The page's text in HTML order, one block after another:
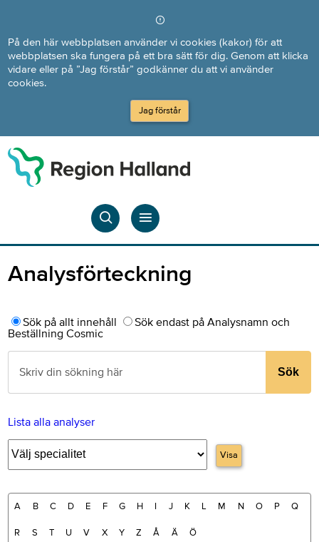
På den här webbplatsen använder vi cookies (kakor) för att
webbplatsen ska fungera på ett bra sätt för dig. Genom att klicka
vidare eller på ”Jag förstår” godkänner du att vi använder
cookies.
Jag förstår
Analysförteckning
Sök på allt innehåll
Sök endast på Analysnamn och
Beställning Cosmic
Sök
Lista alla analyser
Visa
A B C D E F G H I J K L M N O P Q
R S T U V X Y Z Å Ä Ö